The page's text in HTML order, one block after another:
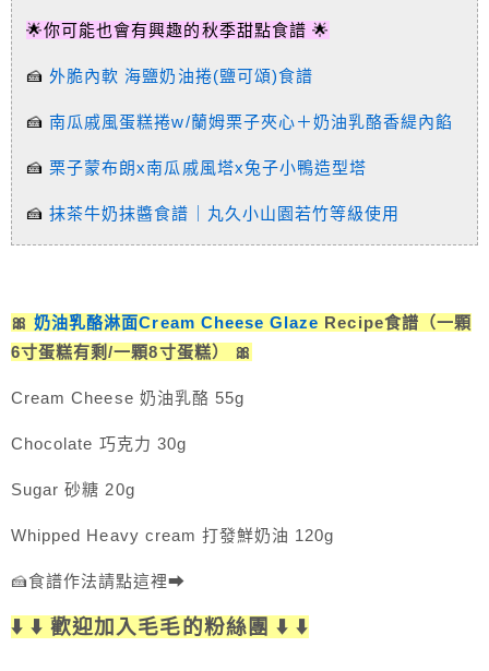
🌟你可能也會有興趣的秋季甜點食譜 🌟
🍰外脆內軟 海鹽奶油捲(鹽可頌)食譜
🍰南瓜戚風蛋糕捲w/蘭姆栗子夾心＋奶油乳酪香緹內餡
🍰栗子蒙布朗x南瓜戚風塔x兔子小鴨造型塔
🍰 抹茶牛奶抹醬食譜｜丸久小山園若竹等級使用
🎀奶油乳酪淋面Cream Cheese Glaze Recipe食譜（一顆
6寸蛋糕有剩/一顆8寸蛋糕） 🎀
Cream Cheese 奶油乳酪 55g
Chocolate 巧克力 30g
Sugar 砂糖 20g
Whipped Heavy cream 打發鮮奶油 120g
🍰食譜作法請點這裡➡
⬇️ ⬇️ 歡迎加入毛毛的粉絲團 ⬇️ ⬇️